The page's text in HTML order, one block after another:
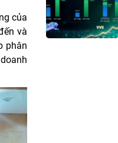
của
và
phân